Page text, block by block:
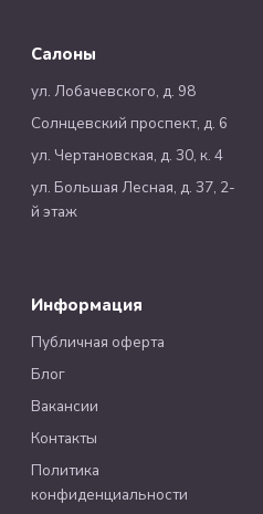
Салоны
ул. Лобачевского, д. 98
Солнцевский проспект, д. 6
ул. Чертановская, д. 30, к. 4
ул. Большая Лесная, д. 37, 2-
й этаж
Информация
Публичная оферта
Блог
Вакансии
Контакты
Политика
конфиденциальности